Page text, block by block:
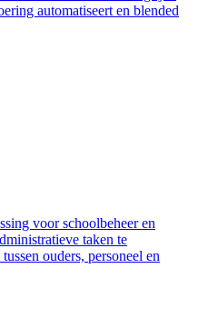
automatiseert en blended
voor schoolbeheer en
taken te
ouders, personeel en